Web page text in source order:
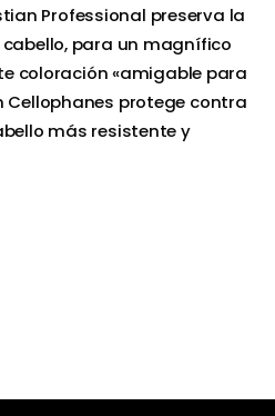
Professional preserva la
para un magnífico
coloración «amigable para
Cellophanes protege contra
más resistente y